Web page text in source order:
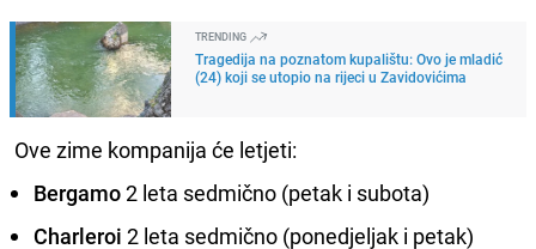
TRENDING
Tragedija na poznatom kupalištu: Ovo je mladić
(24) koji se utopio na rijeci u Zavidovićima
Ove zime kompanija će letjeti:
Bergamo2 leta sedmično (petak i subota)
Charleroi 2 leta sedmično (ponedjeljak i petak)